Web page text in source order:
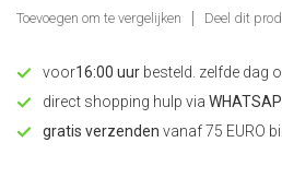
Toevoegen om te vergelijken Deel dit
voor16:00 uur besteld. zelfde dag
direct shopping hulp via
gratis verzenden vanaf 75 EURO